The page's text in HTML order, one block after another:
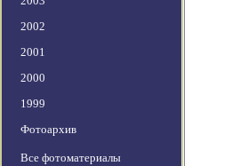
2002
2001
2000
1999
Фотоархив
Все фотоматериалы